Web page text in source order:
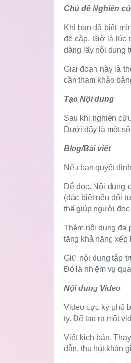
Chủ đề Nghiên
Khi bạn đã biết
đề cập. Giờ là lúc
dàng lấy nội dung
Giai đoạn này là
cần tham khảo
Tạo Nội dung
Sau khi nghiên
Dưới đây là một
Blog/Bài viết
Nếu bạn quyết
Dễ đọc. Nội dung
(đặc biệt nếu đối
thể giúp người đọc
Thêm nội dung đa
tăng khả năng xếp
Giữ nội dung tập
Đó là nhiệm vụ
Nội dung Video
Video cực kỳ phổ
ty. Để tạo ra một
Viết kịch bản.
dẫn, thu hút khán